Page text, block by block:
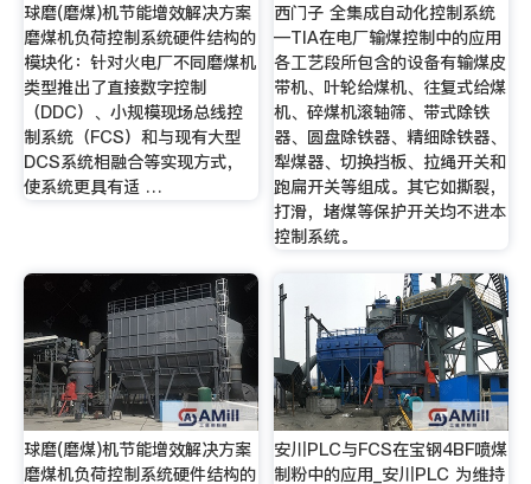
球磨(磨煤)机节能增效解决方案
磨煤机负荷控制系统硬件结构的
模块化：针对火电厂不同磨煤机
类型推出了直接数字控制
（DDC）、小规模现场总线控
制系统（FCS）和与现有大型
DCS系统相融合等实现方式，
使系统更具有适 …
西门子 全集成自动化控制系统
―TIA在电厂输煤控制中的应用
各工艺段所包含的设备有输煤皮
带机、叶轮给煤机、往复式给煤
机、碎煤机滚轴筛、带式除铁
器、圆盘除铁器、精细除铁器、
犁煤器、切换挡板、拉绳开关和
跑扁开关等组成。其它如撕裂，
打滑，堵煤等保护开关均不进本
控制系统。
球磨(磨煤)机节能增效解决方案
磨煤机负荷控制系统硬件结构的
安川PLC与FCS在宝钢4BF喷煤
制粉中的应用_安川PLC 为维持